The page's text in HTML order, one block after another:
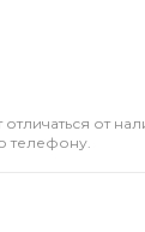
от
телефону.